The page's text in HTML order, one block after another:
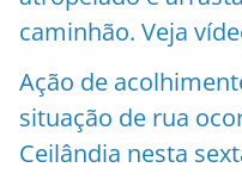
caminhão. Veja
Ação de
situação de rua
Ceilândia nesta